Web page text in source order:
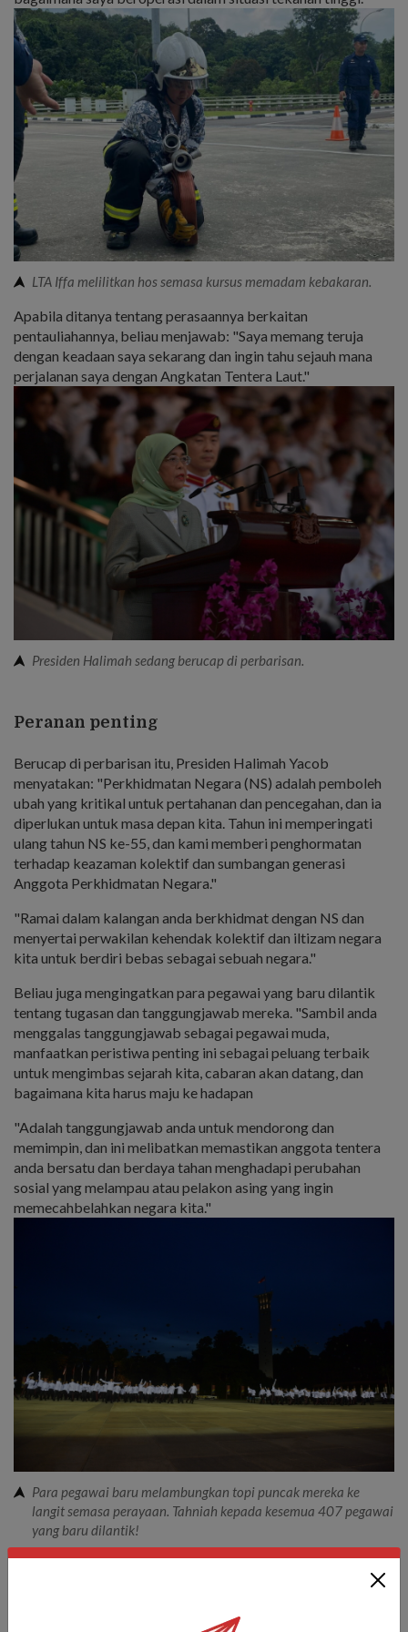
LTA Iffa melilitkan hos semasa kursus memadam kebakaran.
Apabila ditanya tentang perasaannya berkaitan
pentauliahannya, beliau menjawab: "Saya memang teruja
dengan keadaan saya sekarang dan ingin tahu sejauh mana
perjalanan saya dengan Angkatan Tentera Laut."
Presiden Halimah sedang berucap di perbarisan.
Peranan penting
Berucap di perbarisan itu, Presiden Halimah Yacob
menyatakan: "Perkhidmatan Negara (NS) adalah pemboleh
ubah yang kritikal untuk pertahanan dan pencegahan, dan ia
diperlukan untuk masa depan kita. Tahun ini memperingati
ulang tahun NS ke-55, dan kami memberi penghormatan
terhadap keazaman kolektif dan sumbangan generasi
Anggota Perkhidmatan Negara."
"Ramai dalam kalangan anda berkhidmat dengan NS dan
menyertai perwakilan kehendak kolektif dan iltizam negara
kita untuk berdiri bebas sebagai sebuah negara."
Beliau juga mengingatkan para pegawai yang baru dilantik
tentang tugasan dan tanggungjawab mereka. "Sambil anda
menggalas tanggungjawab sebagai pegawai muda,
manfaatkan peristiwa penting ini sebagai peluang terbaik
untuk mengimbas sejarah kita, cabaran akan datang, dan
bagaimana kita harus maju ke hadapan
"Adalah tanggungjawab anda untuk mendorong dan
memimpin, dan ini melibatkan memastikan anggota tentera
anda bersatu dan berdaya tahan menghadapi perubahan
sosial yang melampau atau pelakon asing yang ingin
memecahbelahkan negara kita."
Para pegawai baru melambungkan topi puncak mereka ke
langit semasa perayaan. Tahniah kepada kesemua 407 pegawai
yang baru dilantik!
Daripada pencipta kandungan kepada askar